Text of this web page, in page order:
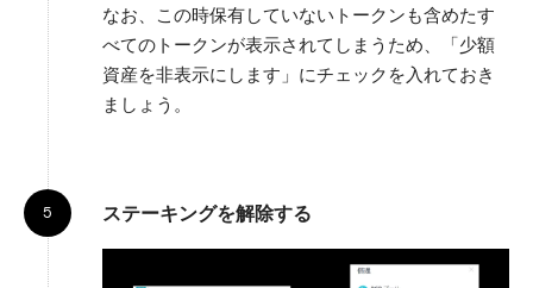
なお、この時保有していないトークンも含めたす
べてのトークンが表示されてしまうため、「少額
資産を非表示にします」にチェックを入れておき
ましょう。
ステーキングを解除する